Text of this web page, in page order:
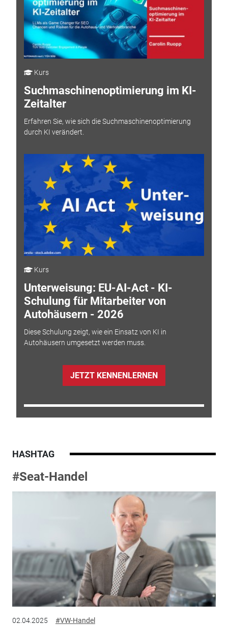
Kurs
Suchmaschinenoptimierung im KI-
Zeitalter
Erfahren Sie, wie sich die Suchmaschinenoptimierung
durch KI verändert.
Kurs
Unterweisung: EU-AI-Act - KI-
Schulung für Mitarbeiter von
Autohäusern - 2026
Diese Schulung zeigt, wie ein Einsatz von KI in
Autohäusern umgesetzt werden muss.
JETZT KENNENLERNEN
HASHTAG
#Seat-Handel
02.04.2025 #VW-Handel